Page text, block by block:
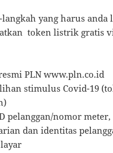
yang harus anda
token listrik gratis
PLN www.pln.co.id
stimulus Covid-19
pelanggan/nomor meter,
dan identitas